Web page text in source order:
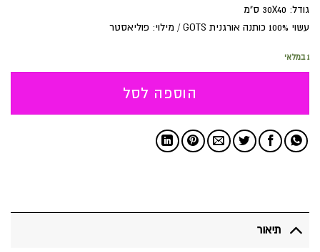
גודל: 30X40 ס"מ
עשוי 100% כותנה אורגנית GOTS / מילוי: פוליאסטר
1 במלאי
הוספה לסל
תיאור